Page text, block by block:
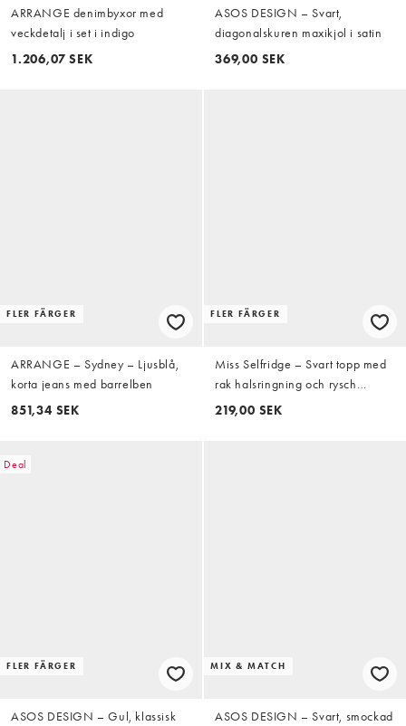
ARRANGE denimbyxor med
veckdetalj i set i indigo
1.206,07 SEK
ASOS DESIGN – Svart,
diagonalskuren maxikjol i satin
369,00 SEK
FLER FÄRGER
ARRANGE – Sydney – Ljusblå,
korta jeans med barrelben
851,34 SEK
FLER FÄRGER
Miss Selfridge – Svart topp med
rak halsringning och rysch
framtill
219,00 SEK
Deal
FLER FÄRGER
ASOS DESIGN – Gul, klassisk
MIX & MATCH
ASOS DESIGN – Svart, smockad